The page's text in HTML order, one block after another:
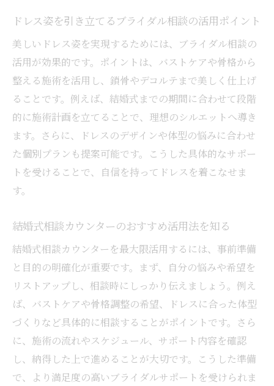
ント
相談術
相談カウンター選びで失敗しないための注
意点
結婚式相談カウンターのメリットとデメリッ
ト整理
理想のブライダル準備へ導く相談カウンタ
ーの見極め方
ディ対策
骨格から整えるトータル美ボディづくりの
コツ
結婚式相談でバストラインも鎖骨も美しく
整える方法
ブライダル準備に最適なバストケアのポイ
ント紹介
美しいドレス姿に欠かせないトータルケア
ドレス姿を引き立てるブライダル相談の活用ポイント
美しいドレス姿を実現するためには、ブライダル相談の
活用が効果的です。ポイントは、バストケアや骨格から
整える施術を活用し、鎖骨やデコルテまで美しく仕上げ
ることです。例えば、結婚式までの期間に合わせて段階
的に施術計画を立てることで、理想のシルエットへ導き
ます。さらに、ドレスのデザインや体型の悩みに合わせ
た個別プランも提案可能です。こうした具体的なサポー
トを受けることで、自信を持ってドレスを着こなせま
す。
結婚式相談カウンターのおすすめ活用法を知る
結婚式相談カウンターを最大限活用するには、事前準備
と目的の明確化が重要です。まず、自分の悩みや希望を
リストアップし、相談時にしっかり伝えましょう。例え
ば、バストケアや骨格調整の希望、ドレスに合った体型
づくりなど具体的に相談することがポイントです。さら
に、施術の流れやスケジュール、サポート内容を確認
し、納得した上で進めることが大切です。こうした準備
で、より満足度の高いブライダルサポートを受けられま